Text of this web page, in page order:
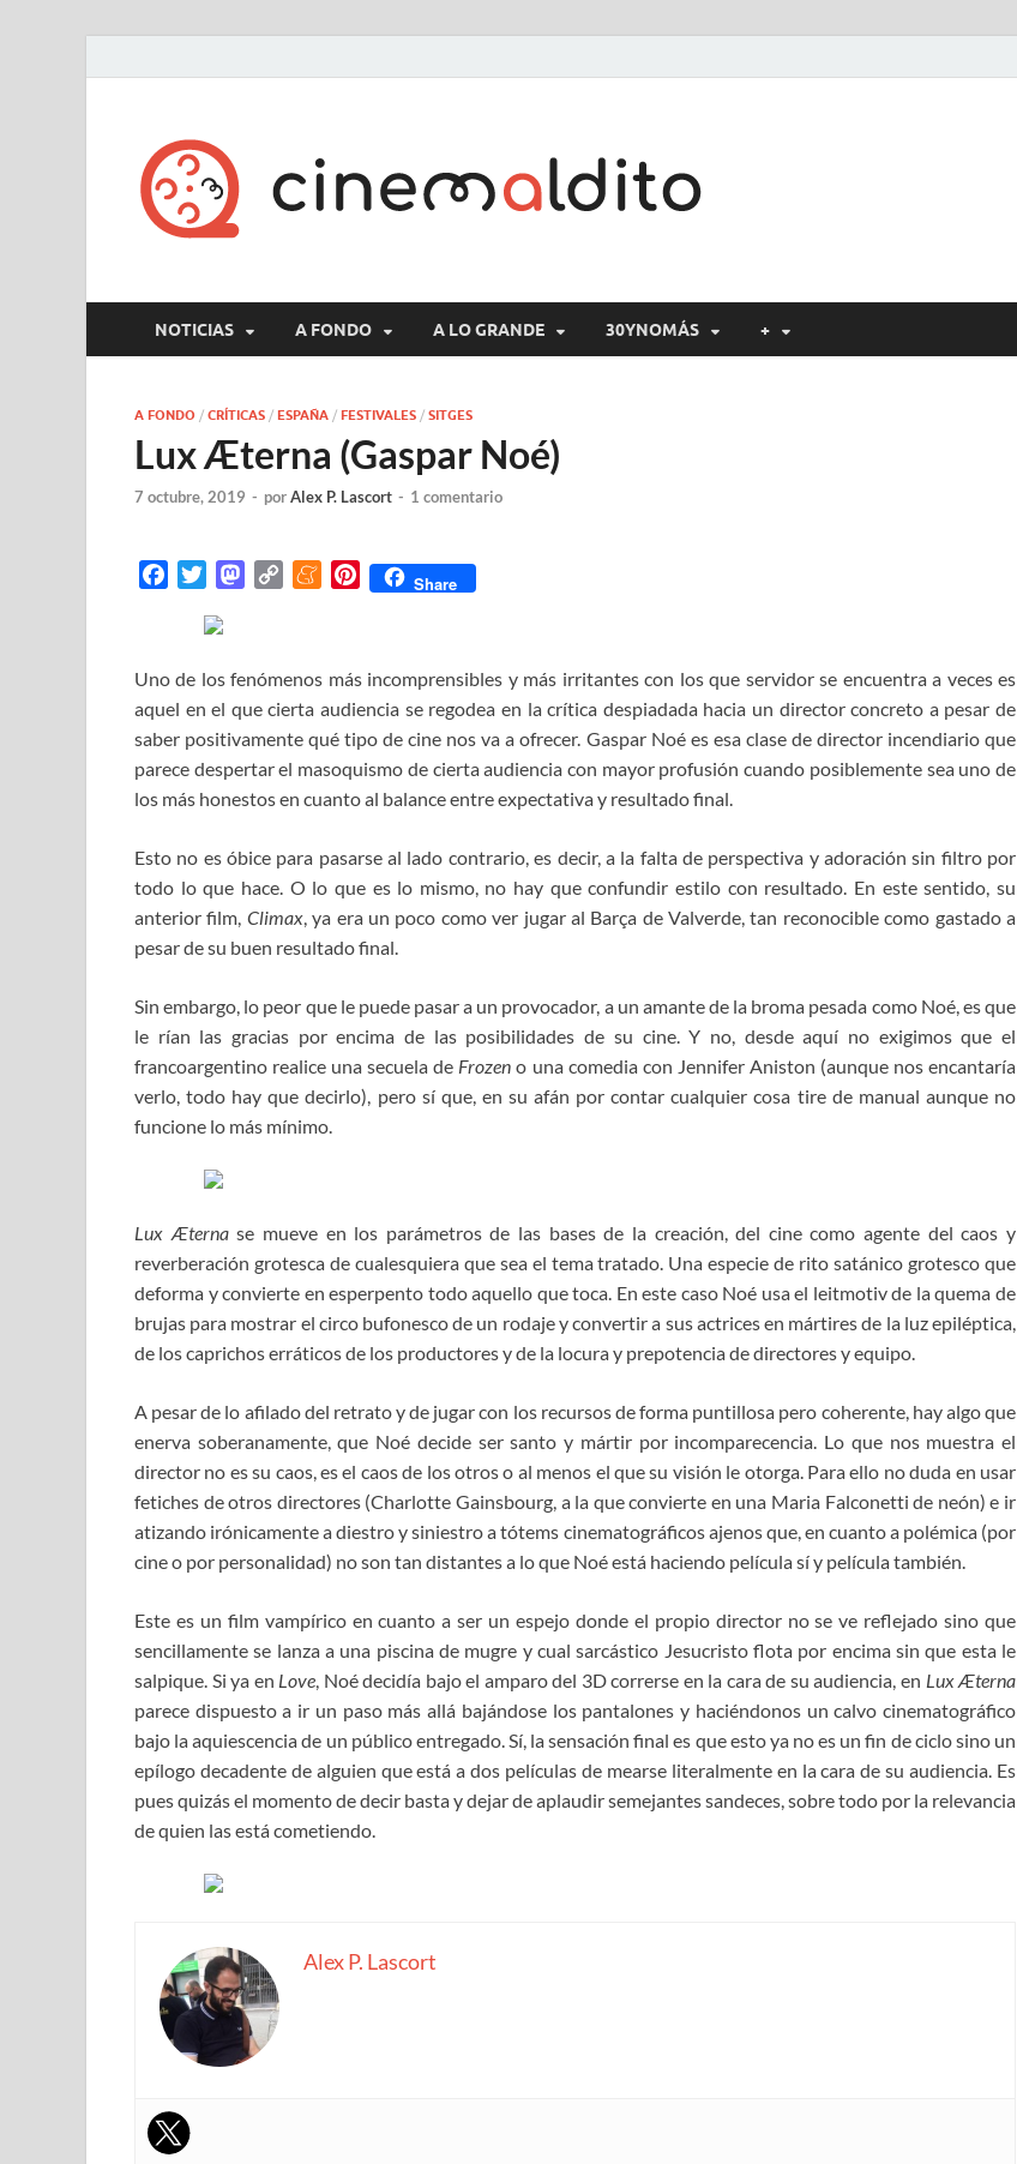
NOTICIAS A FONDO A LO GRANDE 30YNOMÁS +
A FONDO / CRÍTICAS / ESPAÑA / FESTIVALES / SITGES
Lux Æterna (Gaspar Noé)
7 octubre, 2019 - porAlex P. Lascort - 1 comentario
b
o
o
k
i
t
e
r
M
o
d
o
n
L
i
n
k
M
a
m
e
P
e
r
e
s
t
Share
Uno de los fenómenos más incomprensibles y más irritantes con los que servidor se encuentra a veces es
aquel en el que cierta audiencia se regodea en la crítica despiadada hacia un director concreto a pesar de
saber positivamente qué tipo de cine nos va a ofrecer. Gaspar Noé es esa clase de director incendiario que
parece despertar el masoquismo de cierta audiencia con mayor profusión cuando posiblemente sea uno de
los más honestos en cuanto al balance entre expectativa y resultado final.
Esto no es óbice para pasarse al lado contrario, es decir, a la falta de perspectiva y adoración sin filtro por
todo lo que hace. O lo que es lo mismo, no hay que confundir estilo con resultado. En este sentido, su
anterior film, Climax, ya era un poco como ver jugar al Barça de Valverde, tan reconocible como gastado a
pesar de su buen resultado final.
Sin embargo, lo peor que le puede pasar a un provocador, a un amante de la broma pesada como Noé, es que
le rían las gracias por encima de las posibilidades de su cine. Y no, desde aquí no exigimos que el
francoargentino realice una secuela de Frozen o una comedia con Jennifer Aniston (aunque nos encantaría
verlo, todo hay que decirlo), pero sí que, en su afán por contar cualquier cosa tire de manual aunque no
funcione lo más mínimo.
Lux Æternase mueve en los parámetros de las bases de la creación, del cine como agente del caos y
reverberación grotesca de cualesquiera que sea el tema tratado. Una especie de rito satánico grotesco que
deforma y convierte en esperpento todo aquello que toca. En este caso Noé usa el leitmotiv de la quema de
brujas para mostrar el circo bufonesco de un rodaje y convertir a sus actrices en mártires de la luz epiléptica,
de los caprichos erráticos de los productores y de la locura y prepotencia de directores y equipo.
A pesar de lo afilado del retrato y de jugar con los recursos de forma puntillosa pero coherente, hay algo que
enerva soberanamente, que Noé decide ser santo y mártir por incomparecencia. Lo que nos muestra el
director no es su caos, es el caos de los otros o al menos el que su visión le otorga. Para ello no duda en usar
fetiches de otros directores (Charlotte Gainsbourg, a la que convierte en una Maria Falconetti de neón) e ir
atizando irónicamente a diestro y siniestro a tótems cinematográficos ajenos que, en cuanto a polémica (por
cine o por personalidad) no son tan distantes a lo que Noé está haciendo película sí y película también.
Este es un film vampírico en cuanto a ser un espejo donde el propio director no se ve reflejado sino que
sencillamente se lanza a una piscina de mugre y cual sarcástico Jesucristo flota por encima sin que esta le
salpique. Si ya en Love, Noé decidía bajo el amparo del 3D correrse en la cara de su audiencia, en Lux Æterna
parece dispuesto a ir un paso más allá bajándose los pantalones y haciéndonos un calvo cinematográfico
bajo la aquiescencia de un público entregado. Sí, la sensación final es que esto ya no es un fin de ciclo sino un
epílogo decadente de alguien que está a dos películas de mearse literalmente en la cara de su audiencia. Es
pues quizás el momento de decir basta y dejar de aplaudir semejantes sandeces, sobre todo por la relevancia
de quien las está cometiendo.
Alex P. Lascort